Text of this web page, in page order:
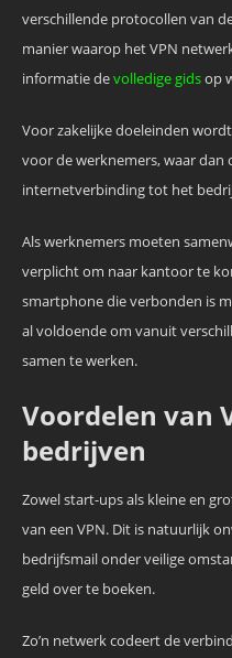
verschillende protocollen van
manier waarop het VPN
informatie devolledige gidsop
Voor zakelijke doeleinden
voor de werknemers, waar dan
internetverbinding tot het
Als werknemers moeten
verplicht om naar kantoor te
smartphone die verbonden is
al voldoende om vanuit
samen te werken.
Voordelen van
bedrijven
Zowel start-ups als kleine en
van een VPN. Dit is natuurlijk
bedrijfsmail onder veilige
geld over te boeken.
Zo’n netwerk codeert de